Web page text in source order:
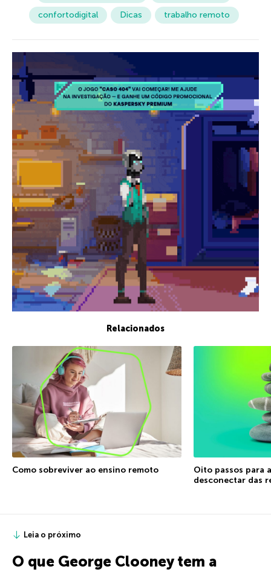
confortodigital
Dicas trabalho remoto
Relacionados
Como sobreviver ao ensino remoto
Oito passos para
desconectar das
Leia o próximo
O que George Clooney tem a